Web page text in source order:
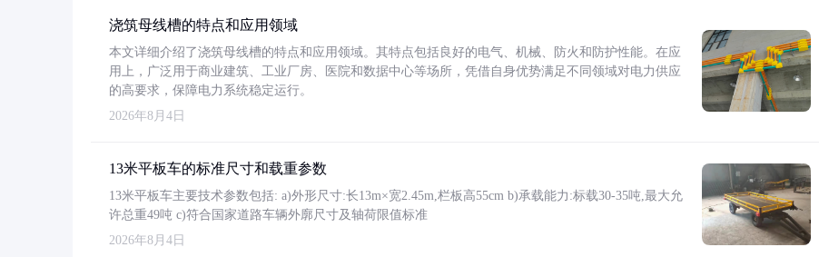
浇筑母线槽的特点和应用领域
本文详细介绍了浇筑母线槽的特点和应用领域。其特点包括良好的电气、机械、防火和防护性能。在应
用上，广泛用于商业建筑、工业厂房、医院和数据中心等场所，凭借自身优势满足不同领域对电力供应
的高要求，保障电力系统稳定运行。
2026年8月4日
13米平板车的标准尺寸和载重参数
13米平板车主要技术参数包括: a)外形尺寸:长13m×宽2.45m,栏板高55cm b)承载能力:标载30-35吨,最大允
许总重49吨 c)符合国家道路车辆外廓尺寸及轴荷限值标准
2026年8月4日